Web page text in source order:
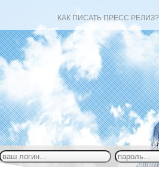
КАК ПИСАТЬ ПРЕСС РЕЛИЗ?